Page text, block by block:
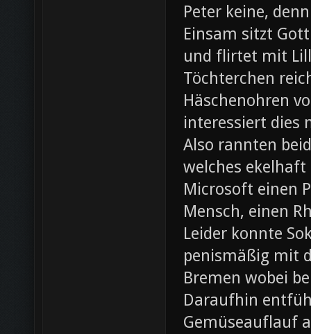
Peter keine,
Einsam sitzt
und flirtet mit
Töchterchen
Häschenohren
interessiert dies
Also rannten
welches
Microsoft einen
Mensch, einen
Leider konnte
penismäßig mit
Bremen wobei
Daraufhin
Gemüseauflauf